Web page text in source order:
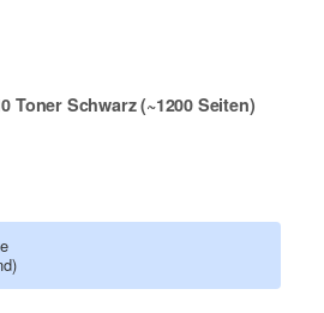
Toner Schwarz (~1200 Seiten)